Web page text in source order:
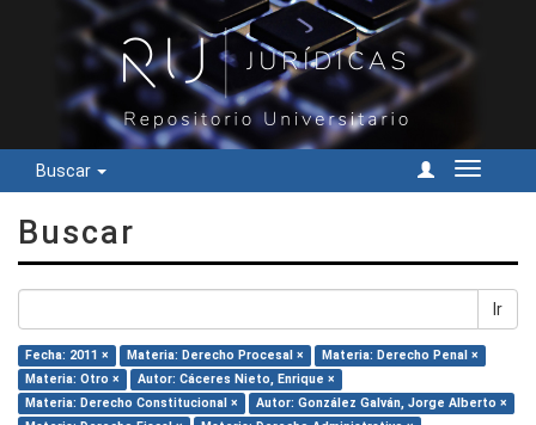
Buscar
Cambiar
Buscar
Ir
Fecha: 2011 × Materia: Derecho Procesal ×
Materia: Derecho Penal ×
Materia: Otro ×
Autor: Cáceres Nieto, Enrique ×
Materia: Derecho Constitucional ×
Autor: González Galván, Jorge Alberto ×